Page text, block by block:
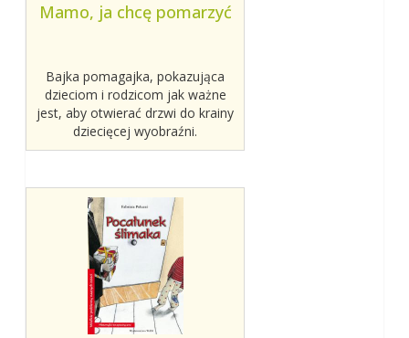
Mamo, ja chcę pomarzyć
Bajka pomagajka, pokazująca
dzieciom i rodzicom jak ważne
jest, aby otwierać drzwi do krainy
dziecięcej wyobraźni.